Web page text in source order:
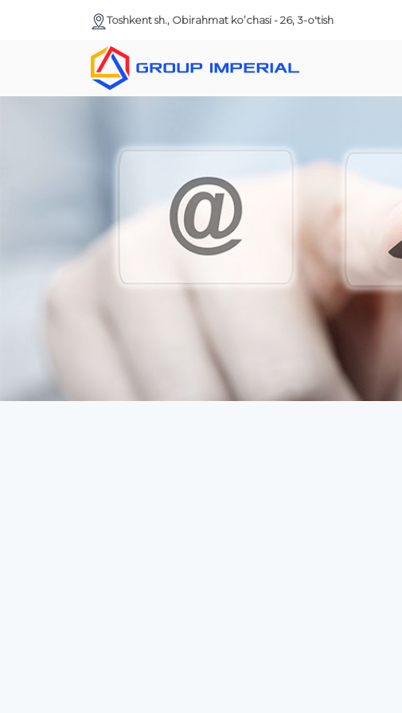
Toshkent sh., Obirahmat ko’chasi - 26, 3-o'tish